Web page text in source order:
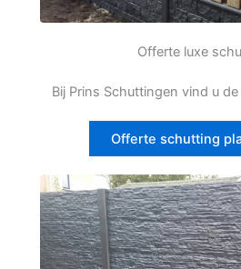
Offerte luxe
Bij Prins Schuttingen vind u
Offerte schutting